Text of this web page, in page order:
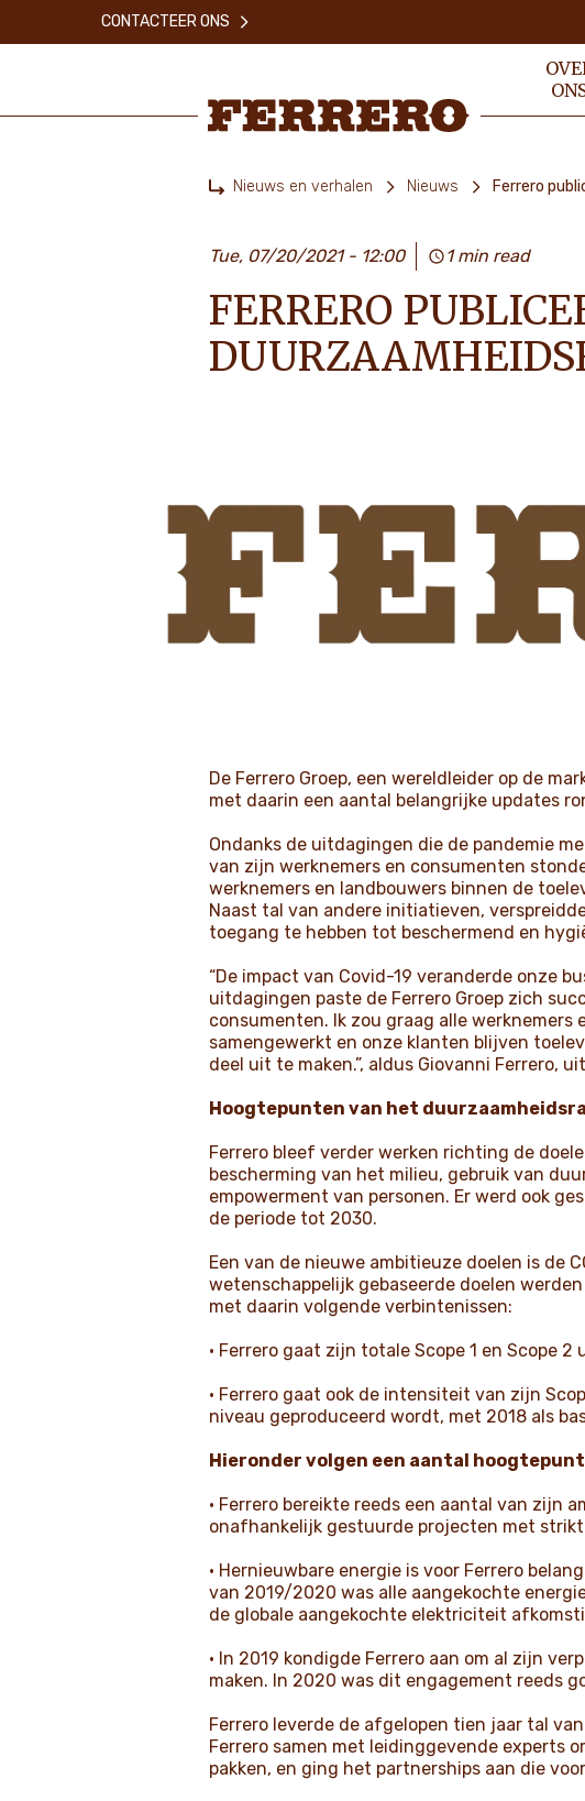
CONTACTEER ONS
Nieuws en verhalen Nieuws Ferrero
Tue, 07/20/2021 - 12:00 1 min read
FERRERO
De Ferrero Groep, een wereldleider op de
met daarin een aantal belangrijke updates
Ondanks de uitdagingen die de pandemie
van zijn werknemers en consumenten
werknemers en landbouwers binnen de
Naast tal van andere initiatieven,
toegang te hebben tot beschermend en
“De impact van Covid-19 veranderde onze
uitdagingen paste de Ferrero Groep zich
consumenten. Ik zou graag alle
samengewerkt en onze klanten blijven
deel uit te maken.”, aldus Giovanni Ferrero,
Hoogtepunten van het
Ferrero bleef verder werken richting de
bescherming van het milieu, gebruik van
empowerment van personen. Er werd ook
de periode tot 2030.
Een van de nieuwe ambitieuze doelen is de
wetenschappelijk gebaseerde doelen
met daarin volgende verbintenissen:
• Ferrero gaat zijn totale Scope 1 en Scope
• Ferrero gaat ook de intensiteit van zijn
niveau geproduceerd wordt, met 2018 als
Hieronder volgen een aantal
• Ferrero bereikte reeds een aantal van zijn
onafhankelijk gestuurde projecten met
• Hernieuwbare energie is voor Ferrero
van 2019/2020 was alle aangekochte
de globale aangekochte elektriciteit
• In 2019 kondigde Ferrero aan om al zijn
maken. In 2020 was dit engagement reeds
Ferrero leverde de afgelopen tien jaar tal
Ferrero samen met leidinggevende experts
pakken, en ging het partnerships aan die